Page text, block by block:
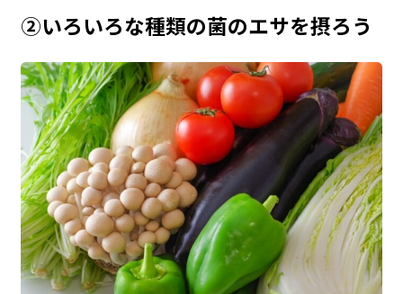
②いろいろな種類の菌のエサを摂ろう